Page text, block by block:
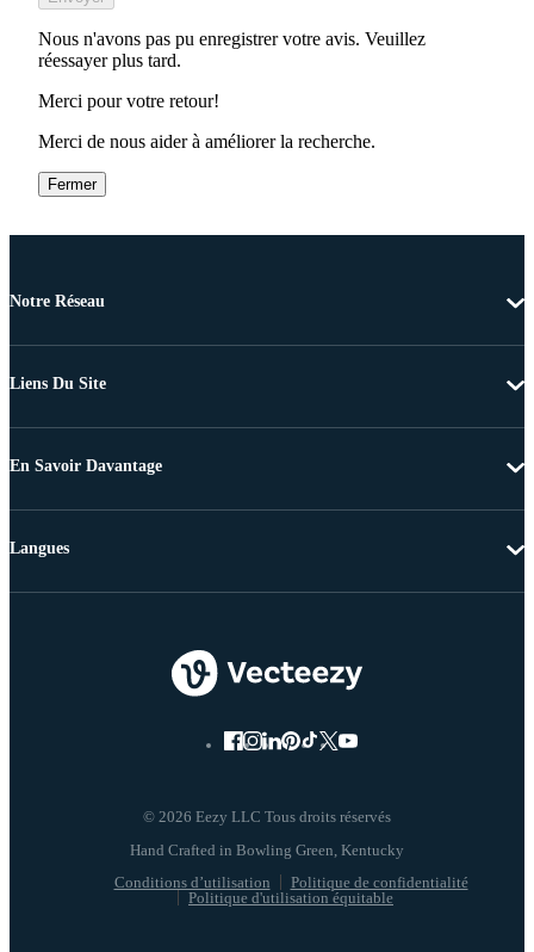
Nous n'avons pas pu enregistrer votre avis. Veuillez
réessayer plus tard.
Merci pour votre retour!
Merci de nous aider à améliorer la recherche.
Fermer
Notre Réseau
Liens Du Site
En Savoir Davantage
© 2026 Eezy LLC Tous droits réservés
Conditions d’utilisation
Politique de confidentialité
Politique d'utilisation équitable
Langues